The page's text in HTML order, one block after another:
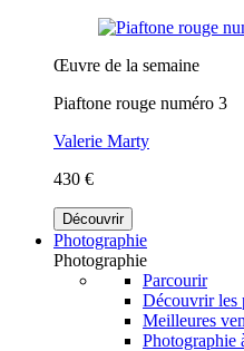
Œuvre de la semaine
Piaftone rouge numéro 3
Valerie Marty
430 €
Découvrir
Photographie
Photographie
Parcourir
Découvrir les
Meilleures
Photographie